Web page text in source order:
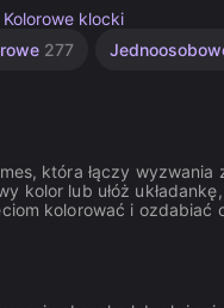
Kolorowe klocki
277
która łączy wyzwania
kolor lub ułóż
kolorować i ozdabiać